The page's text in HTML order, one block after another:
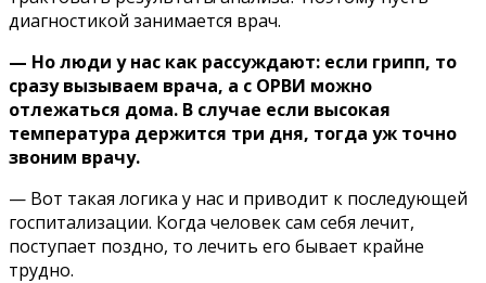
диагностикой занимается врач.
— Но люди у нас как рассуждают: если грипп, то
сразу вызываем врача, а с ОРВИ можно
отлежаться дома. В случае если высокая
температура держится три дня, тогда уж точно
звоним врачу.
— Вот такая логика у нас и приводит к последующей
госпитализации. Когда человек сам себя лечит,
поступает поздно, то лечить его бывает крайне
трудно.